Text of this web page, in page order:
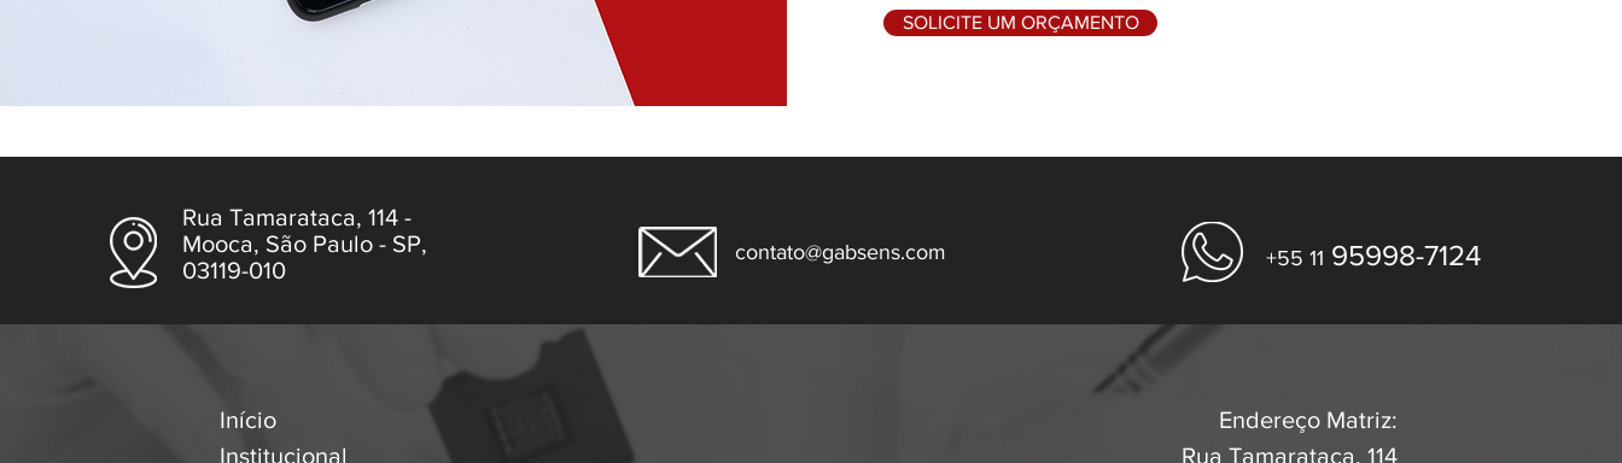
SOLICITE UM ORÇAMENTO
Rua Tamarataca, 114 -
Mooca, São Paulo - SP,
03119-010
contato@gabsens.com +55 11 95998-7124
Início
Institucional
Endereço Matriz:
Rua Tamarataca, 114